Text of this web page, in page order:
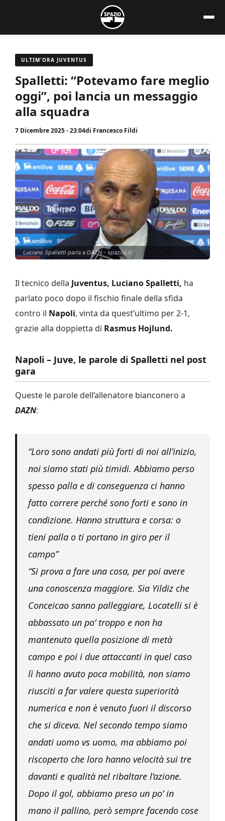
contenuto
ULTIM'ORA JUVENTUS
Spalletti: “Potevamo fare meglio
oggi”, poi lancia un messaggio
alla squadra
7 Dicembre 2025 - 23:04di Francesco Fildi
Luciano Spalletti parla a DAZN - spazioj.it
Il tecnico della Juventus, Luciano Spalletti, ha
parlato poco dopo il fischio finale della sfida
contro il Napoli, vinta da quest’ultimo per 2-1,
grazie alla doppietta di Rasmus Hojlund.
Napoli – Juve, le parole di Spalletti nel post
gara
Queste le parole dell’allenatore bianconero a
DAZN:
“Loro sono andati più forti di noi all’inizio,
noi siamo stati più timidi. Abbiamo perso
spesso palla e di conseguenza ci hanno
fatto correre perché sono forti e sono in
condizione. Hanno struttura e corsa: o
tieni palla o ti portano in giro per il
campo”
“Si prova a fare una cosa, per poi avere
una conoscenza maggiore. Sia Yildiz che
Conceicao sanno palleggiare, Locatelli si è
abbassato un po’ troppo e non ha
mantenuto quella posizione di metà
campo e poi i due attaccanti in quel caso
lì hanno avuto poca mobilità, non siamo
riusciti a far valere questa superiorità
numerica e non è venuto fuori il discorso
che si diceva. Nel secondo tempo siamo
andati uomo vs uomo, ma abbiamo poi
riscoperto che loro hanno velocità sui tre
davanti e qualità nel ribaltare l’azione.
Dopo il gol, abbiamo preso un po’ in
mano il pallino, però sempre facendo cose